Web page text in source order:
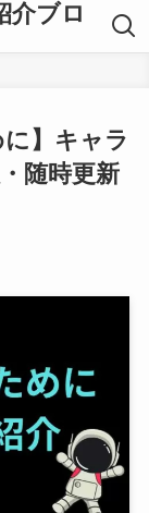
介ブロ
に】キャラ
随時更新